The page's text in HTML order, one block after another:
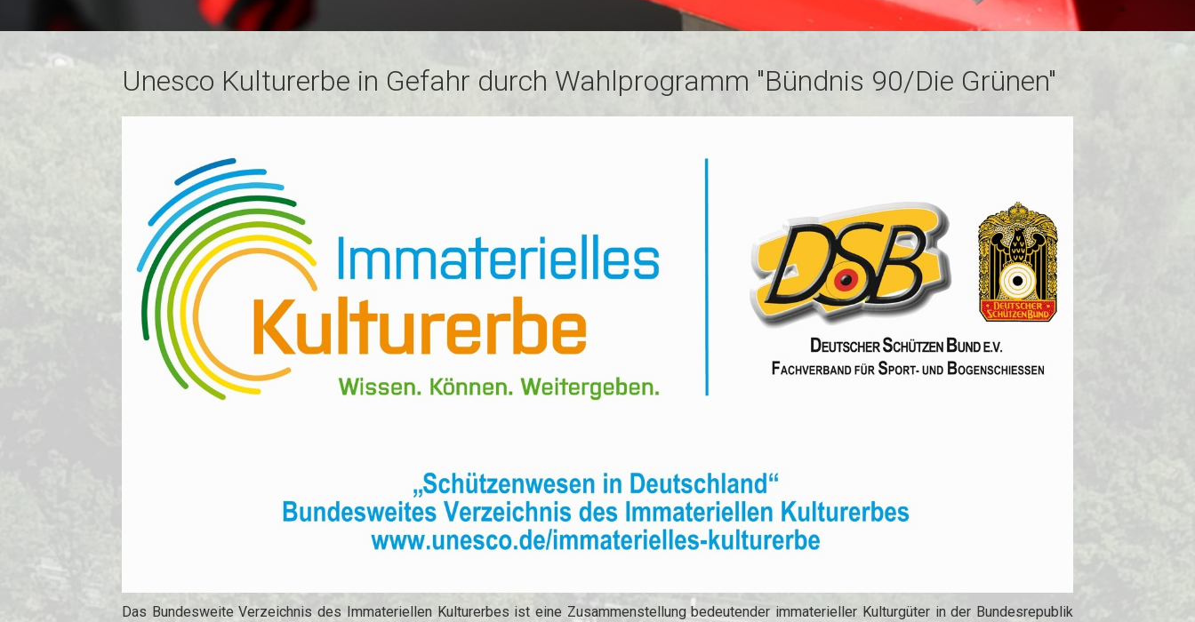
Unesco Kulturerbe in Gefahr durch Wahlprogramm "Bündnis 90/Die Grünen"
Das Bundesweite Verzeichnis des Immateriellen Kulturerbes ist eine Zusammenstellung bedeutender immaterieller Kulturgüter in der Bundesrepublik